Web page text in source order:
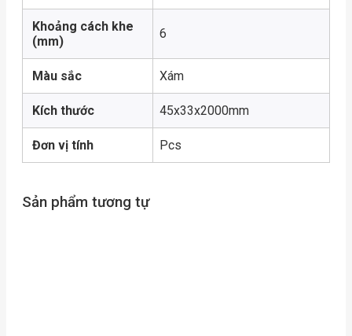
Khoảng cách khe
(mm)
6
Màu sắc Xám
Kích thước 45x33x2000mm
Đơn vị tính Pcs
Sản phẩm tương tự